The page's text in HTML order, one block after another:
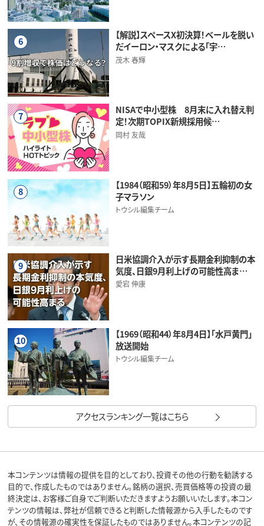
6
【解説】スペースX初決算！ベールを脱い
だイーロン・マスクによる「宇…
茂木 春輝
7
NISAで中小型株 8月末に入れ替え判
定！次期TOPIX新規採用候…
岡村 友哉
8
【1984（昭和59）年8月5日】五輪初の女
子マラソン
トウシル編集チーム
9
日米協調介入が示す長期金利抑制の本
気度、日銀9月利上げの可能性高ま…
愛宕 伸康
10
【1969（昭和44）年8月4日】「水戸黄門」
放送開始
トウシル編集チーム
アクセスランキング一覧はこちら
本コンテンツは情報の提供を目的としており、投資その他の行動を勧誘する
目的で、作成したものではありません。銘柄の選択、売買価格等の投資の最
終決定は、お客様ご自身でご判断いただきますようお願いいたします。本コン
テンツの情報は、弊社が信頼できると判断した情報源から入手したものです
が、その情報源の確実性を保証したものではありません。本コンテンツの記